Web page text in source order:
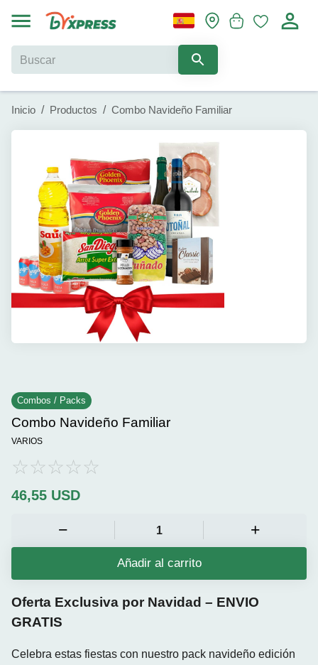
Inicio / Productos / Combo Navideño Familiar
Combos / Packs
Combo Navideño Familiar
VARIOS
46,55 USD
Añadir al carrito
Oferta Exclusiva por Navidad – ENVIO
GRATIS
Celebra estas fiestas con nuestro pack navideño edición